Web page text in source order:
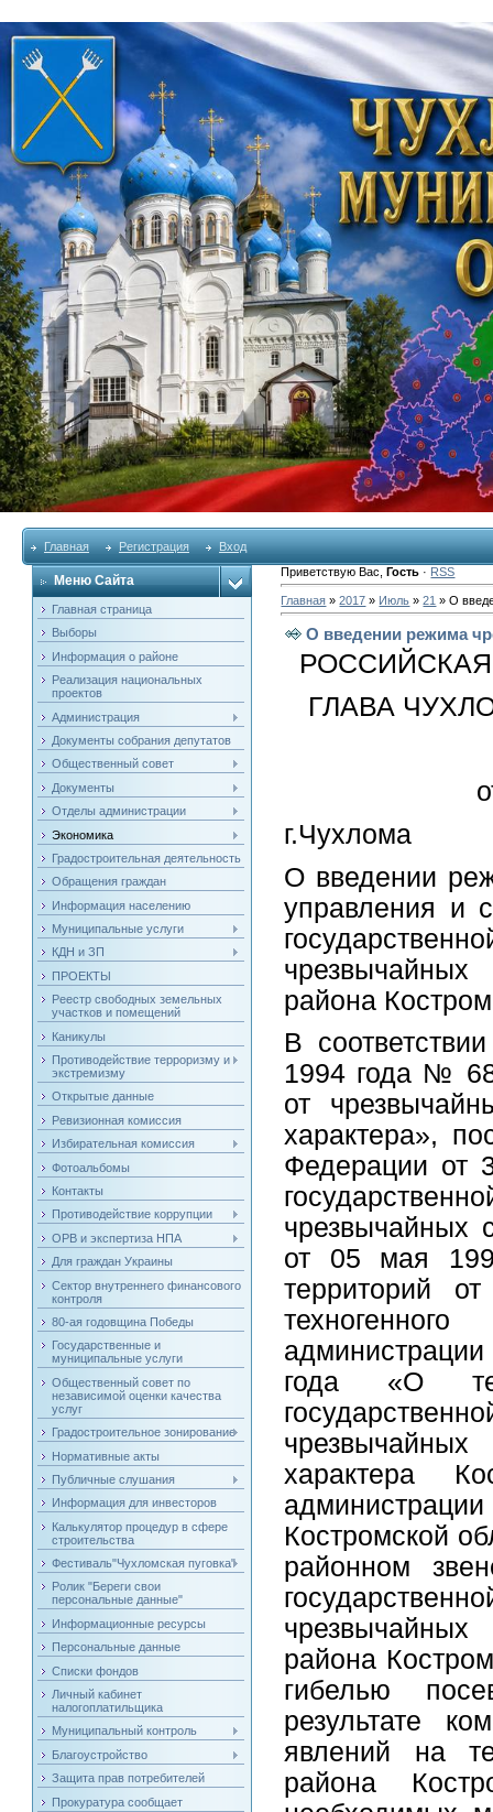
Главная Регистрация Вход
Меню Сайта
Главная страница
Выборы
Информация о районе
Реализация национальных
проектов
Администрация
Документы собрания депутатов
Общественный совет
Документы
Отделы администрации
Экономика
Градостроительная деятельность
Обращения граждан
Информация населению
Муниципальные услуги
КДН и ЗП
ПРОЕКТЫ
Реестр свободных земельных
участков и помещений
Каникулы
Противодействие терроризму и
экстремизму
Открытые данные
Ревизионная комиссия
Избирательная комиссия
Фотоальбомы
Контакты
Противодействие коррупции
ОРВ и экспертиза НПА
Для граждан Украины
Сектор внутреннего финансового
контроля
80-ая годовщина Победы
Государственные и
муниципальные услуги
Общественный совет по
независимой оценки качества
услуг
Градостроительное зонирование
Нормативные акты
Публичные слушания
Информация для инвесторов
Калькулятор процедур в сфере
строительства
Фестиваль"Чухломская пуговка"
Ролик "Береги свои
персональные данные"
Информационные ресурсы
Персональные данные
Списки фондов
Личный кабинет
налогоплатильщика
Муниципальный контроль
Благоустройство
Защита прав потребителей
Прокуратура сообщает
Приветствую Вас ,Гость · RSS
Главная »2017 » Июль » 21 » О
О введении режима
ГЛАВА
г.Чухлома
О введении
управления и
чрезвычайных
района
В
1994 года №
от
характера»,
Федерации от
чрезвычайных
от 05 мая
территорий
администрации
года «О
характера
Костромской
районном
чрезвычайных
района
гибелью
результате
явлений на
района